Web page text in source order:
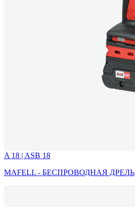
A 18 | ASB 18
MAFELL - БЕСПРОВОДНАЯ ДРЕЛЬ